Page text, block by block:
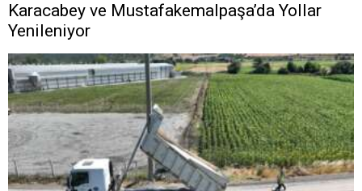
Karacabey ve Mustafakemalpaşa’da Yollar
Yenileniyor